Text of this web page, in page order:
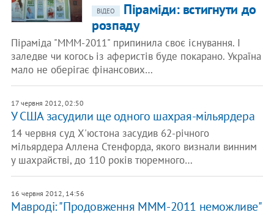
ВІДЕО
Піраміди: встигнути до
розпаду
Піраміда "МММ-2011" припинила своє існування. І
заледве чи когось із аферистів буде покарано. Україна
мало не оберігає фінансових…
17 червня 2012, 02:50
У США засудили ще одного шахрая-мільярдера
14 червня суд Х'юстона засудив 62-річного
мільярдера Аллена Стенфорда, якого визнали винним
у шахрайстві, до 110 років тюремного…
16 червня 2012, 14:56
Мавроді: "Продовження МММ-2011 неможливе"